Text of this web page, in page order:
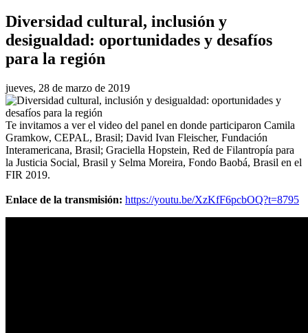
Diversidad cultural, inclusión y
desigualdad: oportunidades y desafíos
para la región
jueves, 28 de marzo de 2019
Te invitamos a ver el video del panel en donde participaron Camila
Gramkow, CEPAL, Brasil; David Ivan Fleischer, Fundación
Interamericana, Brasil; Graciella Hopstein, Red de Filantropía para
la Justicia Social, Brasil y Selma Moreira, Fondo Baobá, Brasil en el
FIR 2019.
Enlace de la transmisión: https://youtu.be/XzKfF6pcbOQ?t=8795